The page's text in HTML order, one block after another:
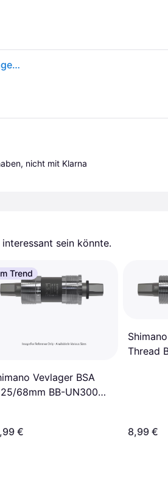
Shimano Innenlager MT501 BSA - zuverlässiges MTB-Innenlager fér effizienten Antrieb
nicht mit Klarna
sein könnte.
Trend
Vevlager BSA
68mm BB-UN300
€
Thread
8,99 €